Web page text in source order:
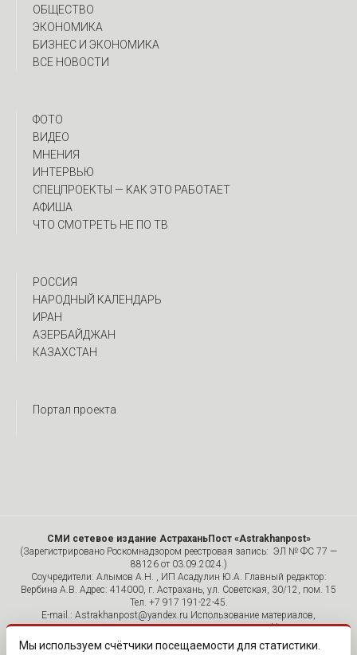
ОБЩЕСТВО
ЭКОНОМИКА
БИЗНЕС И ЭКОНОМИКА
ВСЕ НОВОСТИ
ФОТО
ВИДЕО
МНЕНИЯ
ИНТЕРВЬЮ
CПЕЦПРОЕКТЫ — КАК ЭТО РАБОТАЕТ
АФИША
ЧТО СМОТРЕТЬ НЕ ПО ТВ
РОССИЯ
НАРОДНЫЙ КАЛЕНДАРЬ
ИРАН
АЗЕРБАЙДЖАН
КАЗАХСТАН
Портал проекта
СМИ сетевое издание АстраханьПост «Astrakhanpost»
(Зарегистрировано Роскомнадзором реестровая запись: ЭЛ № ФС 77 —
88126 от 03.09.2024.)
Соучредители: Алымов А.Н. , ИП Асадулин Ю.А. Главный редактор:
Вербина А.В. Адрес: 414000, г. Астрахань, ул. Советская, 30/12, пом. 15
Тел. +7 917 191-22-45.
E-mail.: Astrakhanpost@yandex.ru Использование материалов,
размещенных на страницах сетевого издания «Astrakhanpost»,
допускается исключительно с указанием источника и публикацией
Мы используем счётчики посещаемости для статистики.